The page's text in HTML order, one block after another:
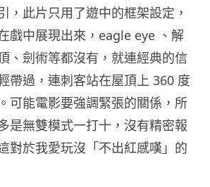
，此片只用了遊中的框架設定，
戲中展現出來，eagle eye 、解
、劍術等都沒有，就連經典的信
帶過，連刺客站在屋頂上 360 度
可能電影要強調緊張的關係，所
是無雙模式一打十，沒有精密報
對於我愛玩沒「不出紅感嘆」的